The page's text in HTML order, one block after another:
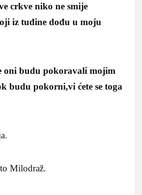
crkve niko ne smije
iz tuđine dođu u moju
oni budu pokoravali mojim
budu pokorni,vi ćete se toga
Milodraž.